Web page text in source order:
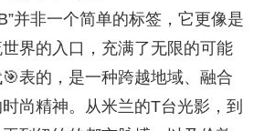
并非一个简单的标签，它更像是
界的入口，充满了无限的可能
表的，是一种跨越地域、融合
尚精神。从米兰的T台光影，到